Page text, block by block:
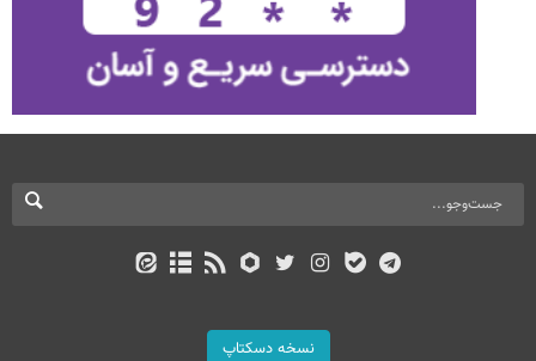
نسخه دسکتاپ